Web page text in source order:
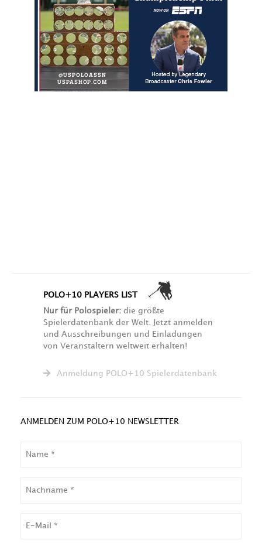
POLO+10 PLAYERS LIST
Nur für Polospieler: die größte
Spielerdatenbank der Welt. Jetzt anmelden
und Ausschreibungen und Einladungen
von Veranstaltern weltweit erhalten!
Anmeldung POLO+10 Spielerdatenbank
ANMELDEN ZUM POLO+10 NEWSLETTER